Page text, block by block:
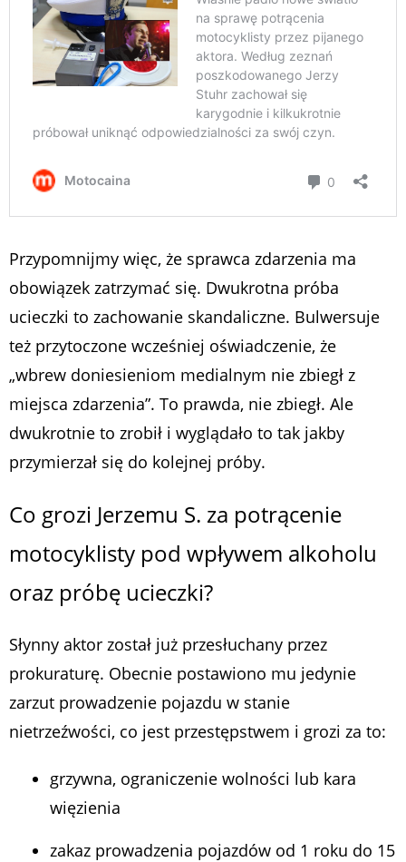
Przypomnijmy więc, że sprawca zdarzenia ma
obowiązek zatrzymać się. Dwukrotna próba
ucieczki to zachowanie skandaliczne. Bulwersuje
też przytoczone wcześniej oświadczenie, że
„wbrew doniesieniom medialnym nie zbiegł z
miejsca zdarzenia”. To prawda, nie zbiegł. Ale
dwukrotnie to zrobił i wyglądało to tak jakby
przymierzał się do kolejnej próby.
Co grozi Jerzemu S. za potrącenie
motocyklisty pod wpływem alkoholu
oraz próbę ucieczki?
Słynny aktor został już przesłuchany przez
prokuraturę. Obecnie postawiono mu jedynie
zarzut prowadzenie pojazdu w stanie
nietrzeźwości, co jest przestępstwem i grozi za to:
grzywna, ograniczenie wolności lub kara
więzienia
zakaz prowadzenia pojazdów od 1 roku do 15